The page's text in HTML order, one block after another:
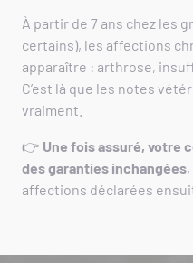
À partir de 7 ans chez les
certains), les affections
apparaître : arthrose,
C’est là que les notes
vraiment.
👉 Une fois assuré, votre
des garanties inchangées
affections déclarées